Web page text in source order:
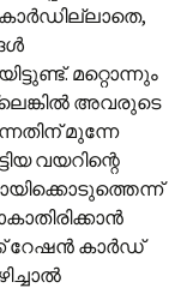
മറ്റൊന്നും
അവരുടെ
മുന്നേ
വയറിന്റെ
റേഷന്‍ കാര്‍ഡ്